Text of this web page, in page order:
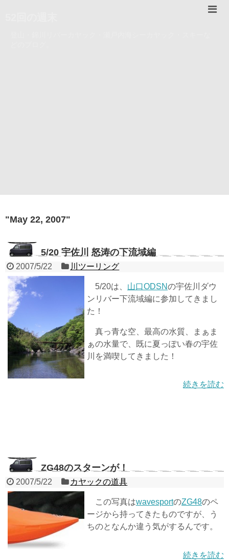
"May 22, 2007"
5/20 宇佐川 怒涛の下流域編
2007/5/22 川ツーリング
5/20は、 山口ODSNの宇佐川ダウ
ンリバー下流域編に参加してきまし
た！
真っ青な空、最高の水質、まぁま
ぁの水量で、既に夏っぽい春の宇佐
川を満喫してきました！
続きを読む
ZG48のスターンが！
2007/5/22 カヤックの道具
この写真はwavesportのZG48のペ
ージから持ってきたものですが、う
ちのとなんか違う気がするんです。
続きを読む